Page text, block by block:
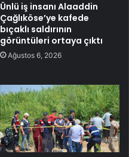
Ünlü iş insanı Alaaddin
Çağlıköse’ye kafede
bıçaklı saldırının
görüntüleri ortaya çıktı
Ağustos 6, 2026